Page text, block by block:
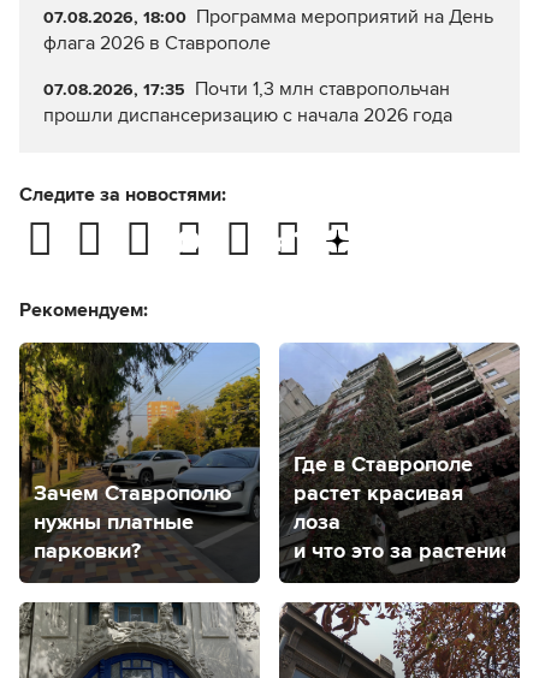
07.08.2026, 18:00 Программа мероприятий на День
флага 2026 в Ставрополе
07.08.2026, 17:35 Почти 1,3 млн ставропольчан
прошли диспансеризацию с начала 2026 года
Следите за новостями:
Рекомендуем:
Зачем Ставрополю
нужны платные
парковки?
Где в Ставрополе
растет красивая
лоза
и что это за растение?